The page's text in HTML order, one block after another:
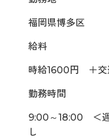
福岡県博多区
給料
時給1600円 ＋交
勤務時間
9:00～18:00 ＜週
し